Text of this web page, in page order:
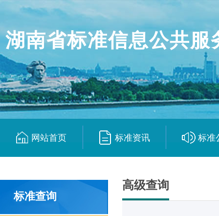
湖南省标准信息公共服
网站首页 标准资讯 标准
标准查询
高级查询